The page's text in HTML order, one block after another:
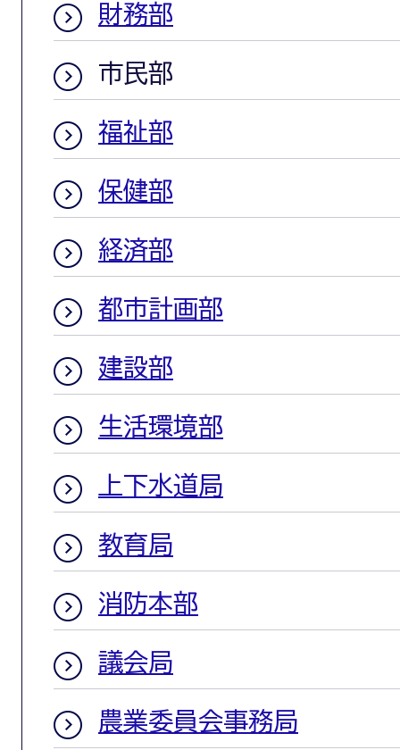
財務部
市民部
福祉部
保健部
経済部
都市計画部
建設部
生活環境部
上下水道局
教育局
消防本部
議会局
農業委員会事務局